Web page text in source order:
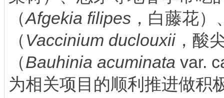
（Afgekia filipes ，白藤花
（ Vaccinium duclouxii，酸
（Bauhinia acuminata var.
为相关项目的顺利推进做积